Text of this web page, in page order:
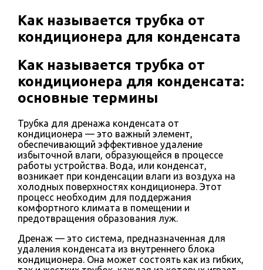
Как называется трубка от
кондиционера для конденсата
Как называется трубка от
кондиционера для конденсата:
основные термины
Трубка для дренажа конденсата от
кондиционера — это важный элемент,
обеспечивающий эффективное удаление
избыточной влаги, образующейся в процессе
работы устройства. Вода, или конденсат,
возникает при конденсации влаги из воздуха на
холодных поверхностях кондиционера. Этот
процесс необходим для поддержания
комфортного климата в помещении и
предотвращения образования луж.
Дренаж — это система, предназначенная для
удаления конденсата из внутреннего блока
кондиционера. Она может состоять как из гибких,